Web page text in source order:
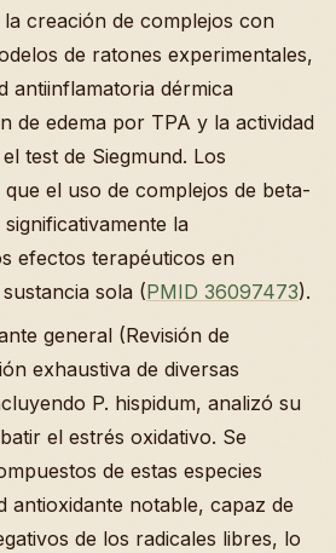
creación de complejos con
de ratones experimentales,
antiinflamatoria dérmica
de edema por TPA y la actividad
test de Siegmund. Los
el uso de complejos de beta-
la
efectos terapéuticos en
sola (PMID 36097473).
general (Revisión de
exhaustiva de diversas
P. hispidum, analizó su
el estrés oxidativo. Se
de estas especies
antioxidante notable, capaz de
de los radicales libres, lo